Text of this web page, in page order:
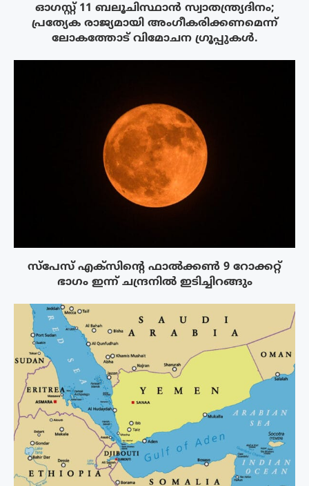
ഓഗസ്റ്റ് 11 ബലൂചിസ്ഥാൻ സ്വാതന്ത്ര്യദിനം;
പ്രത്യേക രാജ്യമായി അംഗീകരിക്കണമെന്ന്
ലോകത്തോട് വിമോചന ഗ്രൂപ്പുകൾ.
സ്‌പേസ് എക്‌സിൻ്റെ ഫാൽക്കൺ 9 റോക്കറ്റ്
ഭാഗം ഇന്ന് ചന്ദ്രനിൽ ഇടിച്ചിറങ്ങും